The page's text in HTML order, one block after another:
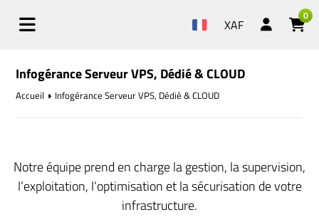
XAF
0
Infogérance Serveur VPS, Dédié & CLOUD
Accueil Infogérance Serveur VPS, Dédié & CLOUD
Notre équipe prend en charge la gestion, la supervision,
l’exploitation, l’optimisation et la sécurisation de votre
infrastructure.